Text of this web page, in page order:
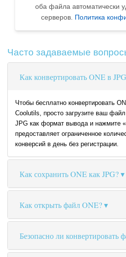
оба файла автоматически
серверов. Политика
Часто задаваемые
Как конвертировать ONE в
Чтобы бесплатно конвертировать
Coolutils, просто загрузите ваш
JPG как формат вывода и нажмите
предоставляет ограниченное
конверсий в день без регистрации.
Как сохранить ONE как JPG?
Как открыть файл ONE?
Безопасно ли конвертировать